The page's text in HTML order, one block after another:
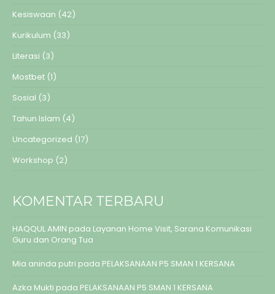
Kesiswaan (42)
Kurikulum (33)
Literasi (3)
Mostbet (1)
Sosial (3)
Tahun Islam (4)
Uncategorized (17)
Workshop (2)
KOMENTAR TERBARU
HAQQUL AMIN pada Layanan Home Visit, Sarana Komunikasi
Guru dan Orang Tua
Mia aninda putri pada PELAKSANAAN P5 SMAN 1 KERSANA
Azka Mukti pada PELAKSANAAN P5 SMAN 1 KERSANA